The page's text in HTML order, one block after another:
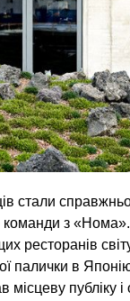
стали
команди з
ресторанів
палички в
місцеву публіку